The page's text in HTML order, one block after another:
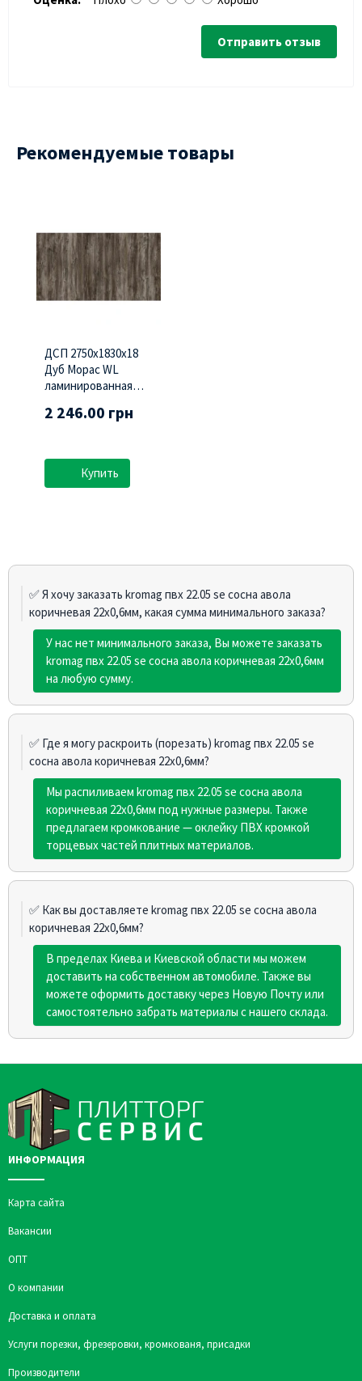
Отправить отзыв
Рекомендуемые товары
ДСП 2750х1830х18
Дуб Морас WL
ламинированная
2 246.00 грн
Купить
✅ Я хочу заказать kromag пвх 22.05 sе сосна авола
коричневая 22х0,6мм, какая сумма минимального заказа?
У нас нет минимального заказа, Вы можете заказать
kromag пвх 22.05 sе сосна авола коричневая 22х0,6мм
на любую сумму.
✅ Где я могу раскроить (порезать) kromag пвх 22.05 sе
сосна авола коричневая 22х0,6мм?
Мы распиливаем kromag пвх 22.05 sе сосна авола
коричневая 22х0,6мм под нужные размеры. Также
предлагаем кромкование — оклейку ПВХ кромкой
торцевых частей плитных материалов.
✅ Как вы доставляете kromag пвх 22.05 sе сосна авола
коричневая 22х0,6мм?
В пределах Киева и Киевской области мы можем
доставить на собственном автомобиле. Также вы
можете оформить доставку через Новую Почту или
самостоятельно забрать материалы с нашего склада.
ИНФОРМАЦИЯ
Карта сайта
Вакансии
ОПТ
О компании
Доставка и оплата
Услуги порезки, фрезеровки, кромкованя, присадки
Производители